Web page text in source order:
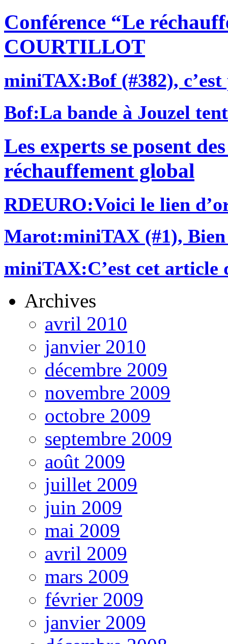
Conférence “Le
COURTILLOT
miniTAX:Bof (#382),
Bof:La bande à Jouzel
Les experts se posent
réchauffement global
RDEURO:Voici le lien
Marot:miniTAX (#1),
miniTAX:C’est cet article
Archives
avril 2010
janvier 2010
décembre 2009
novembre 2009
octobre 2009
septembre 2009
août 2009
juillet 2009
juin 2009
mai 2009
avril 2009
mars 2009
février 2009
janvier 2009